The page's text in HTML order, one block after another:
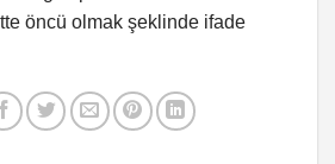
öncü olmak şeklinde ifade